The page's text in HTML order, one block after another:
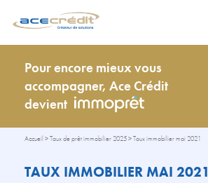
Pour encore mieux vous
accompagner, Ace Crédit
devient
Accueil >Taux de prêt immobilier 2025>Taux immobilier mai 2021
TAUX IMMOBILIER MAI 2021